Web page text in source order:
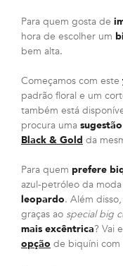
Para quem gosta de
hora de escolher um
bem alta.
Começamos com este
padrão floral e um
também está
procura uma
Black & Gold da
Para quem prefere
azul-petróleo da
leopardo. Além
graças ao special big
mais excêntrica? Vai
opção de biquíni com